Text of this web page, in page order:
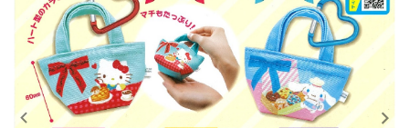
カプセルトイマシン本体
カプセルトイ
販促用空カプセル